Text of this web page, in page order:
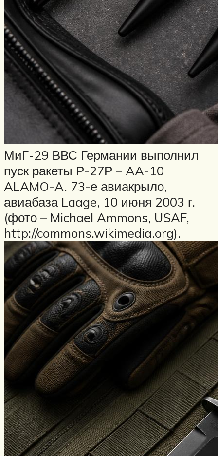
МиГ-29 ВВС Германии выполнил
пуск ракеты Р-27Р – AA-10
ALAMO-A. 73-е авиакрыло,
авиабаза Laage, 10 июня 2003 г.
(фото – Michael Ammons, USAF,
http://commons.wikimedia.org).